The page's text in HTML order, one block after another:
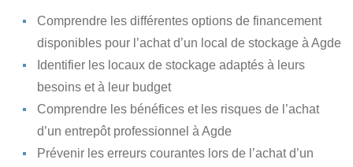
Comprendre les différentes options de financement
disponibles pour l’achat d’un local de stockage à Agde
Identifier les locaux de stockage adaptés à leurs
besoins et à leur budget
Comprendre les bénéfices et les risques de l’achat
d’un entrepôt professionnel à Agde
Prévenir les erreurs courantes lors de l’achatd’un